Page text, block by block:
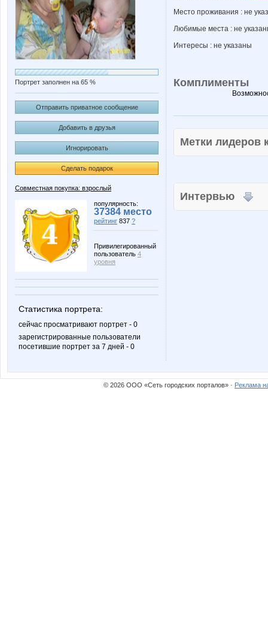
Портрет заполнен на 65 %
Отправить приватное сообщение
Добавить в друзья
Игнорировать
Сделать подарок
Совместная покупка: взрослый
популярность:
37384 место
рейтинг 837 ?
Привилегированный
пользователь 4
уровня
Статистика портрета:
сейчас просматривают портрет - 0
зарегистрированные пользователи
посетившие портрет за 7 дней - 0
Место проживания : не
Любимые места : не
Интересы : не указаны
Комплименты
Метки
Интервью
© 2026 ООО «Сеть городских порталов» · Реклама